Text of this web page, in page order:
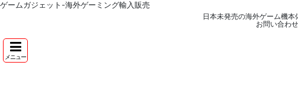
ゲームガジェット-海外ゲーミング輸入販売
日本未発売の海外ゲーム機
お問い合わ
メニュー